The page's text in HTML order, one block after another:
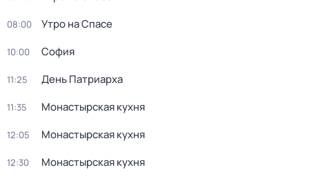
08:00 Утро на Спасе
10:00 София
11:25 День Патриарха
11:35 Монастырская кухня
12:05 Монастырская кухня
12:30 Монастырская кухня